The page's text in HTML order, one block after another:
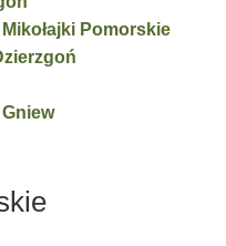
Pomorskie